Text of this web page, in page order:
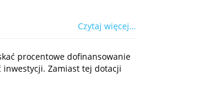
Czytaj więcej…
procentowe dofinansowanie
inwestycji. Zamiast tej dotacji